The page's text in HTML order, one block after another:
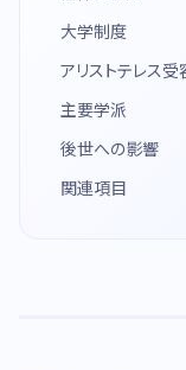
大学制度
アリストテレス受
主要学派
後世への影響
関連項目